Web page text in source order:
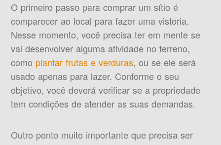
O primeiro passo para comprar um sítio é
comparecer ao local para fazer uma vistoria.
Nesse momento, você precisa ter em mente se
vai desenvolver alguma atividade no terreno,
como plantar frutas e verduras, ou se ele será
usado apenas para lazer. Conforme o seu
objetivo, você deverá verificar se a propriedade
tem condições de atender as suas demandas.
Outro ponto muito importante que precisa ser